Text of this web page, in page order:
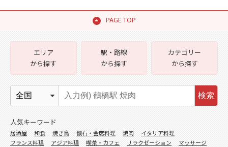
PAGE TOP
エリア
から探す
駅・路線
から探す
カテゴリー
から探す
検索
人気キーワード
居酒屋 和食 焼き鳥 懐石・会席料理 焼肉
イタリア料理
フランス料理
アジア料理 喫茶・カフェ リラクゼーション
マッサージ